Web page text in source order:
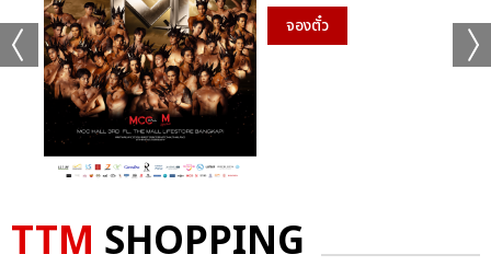
จองตั๋ว
TTM SHOPPING